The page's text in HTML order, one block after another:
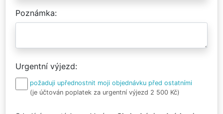
Poznámka
Urgentní výjezd
požaduji upřednostnit moji objednávku před ostatními
(je účtován poplatek za urgentní výjezd 2 500 Kč)